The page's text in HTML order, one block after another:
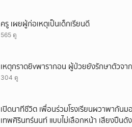
ครู เผยผู้ก่อเหตุเป็นเด็กเรียนดี
565 ดู
เหตุกราดยิvพารากอน ผู้ป่วยยังรักษาตัวจา
304 ดู
เปิดนาทีชีวิต เพื่อนร่วมโรงเรียนผวาพากันม
เทพศิรินทร์นนท์ แบบไม่เลือกหน้า เสียงปืนดั